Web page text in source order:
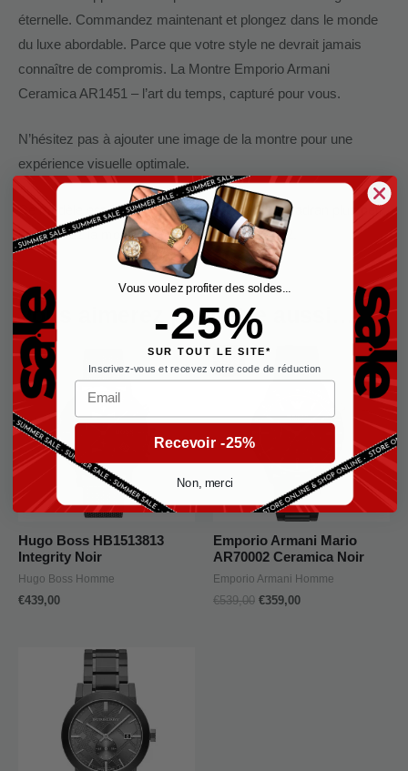
éternelle. Commandez maintenant et plongez dans le monde
du luxe abordable. Parce que votre style ne devrait jamais
connaître de compromis. La Montre Emporio Armani
Ceramica AR1451 – l’art du temps, capturé pour vous.
N’hésitez pas à ajouter une image de la montre pour une
expérience visuelle optimale.
Ce modèle est également disponible avec un cadran plus petit.
Découvrez la montre Emporio ArmaniAR1452.
Vous aimerez peut-être aussi…
Hugo Boss HB1513813
Integrity Noir
Hugo Boss Homme
€439,00
Emporio Armani Mario
AR70002 Ceramica Noir
Emporio Armani Homme
€539,00
Le
prix
initial
€539,00.
€359,00
prix
actuel
€359,00.
Vous voulez profiter des soldes...
-25%
SUR TOUT LE SITE*
Inscrivez-vous et recevez votre code de réduction
Email
Recevoir -25%
Non, merci